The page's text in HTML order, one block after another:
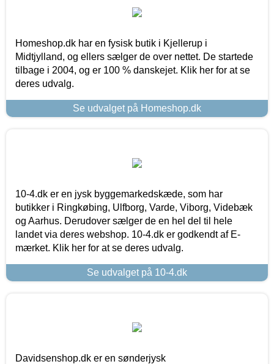
Homeshop.dk har en fysisk butik i Kjellerup i
Midtjylland, og ellers sælger de over nettet. De startede
tilbage i 2004, og er 100 % danskejet. Klik her for at se
deres udvalg.
Se udvalget på Homeshop.dk
10-4.dk er en jysk byggemarkedskæde, som har
butikker i Ringkøbing, Ulfborg, Varde, Viborg, Videbæk
og Aarhus. Derudover sælger de en hel del til hele
landet via deres webshop. 10-4.dk er godkendt af E-
mærket. Klik her for at se deres udvalg.
Se udvalget på 10-4.dk
Davidsenshop.dk er en sønderjysk